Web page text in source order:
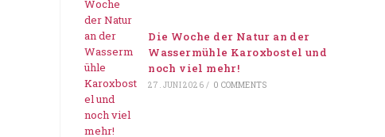
Die Woche der Natur an der
Wassermühle Karoxbostel und
noch viel mehr!
27. JUNI 2026 / 0 COMMENTS